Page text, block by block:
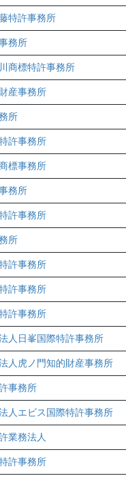
特許事務所
務所
商標特許事務所
産事務所
所
許事務所
標事務所
務所
許事務所
所
許事務所
許事務所
許事務所
人日峯国際特許事務所
人虎ノ門知的財産事務所
事務所
人エビス国際特許事務所
業務法人
許事務所